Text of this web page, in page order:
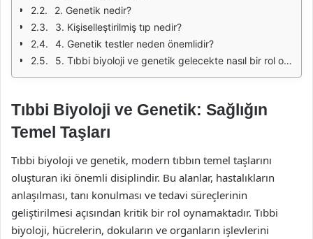
2. Genetik nedir?
3. Kişiselleştirilmiş tıp nedir?
4. Genetik testler neden önemlidir?
5. Tıbbi biyoloji ve genetik gelecekte nasıl bir rol oynayacak?
Tıbbi Biyoloji ve Genetik: Sağlığın
Temel Taşları
Tıbbi biyoloji ve genetik, modern tıbbın temel taşlarını
oluşturan iki önemli disiplindir. Bu alanlar, hastalıkların
anlaşılması, tanı konulması ve tedavi süreçlerinin
geliştirilmesi açısından kritik bir rol oynamaktadır. Tıbbi
biyoloji, hücrelerin, dokuların ve organların işlevlerini